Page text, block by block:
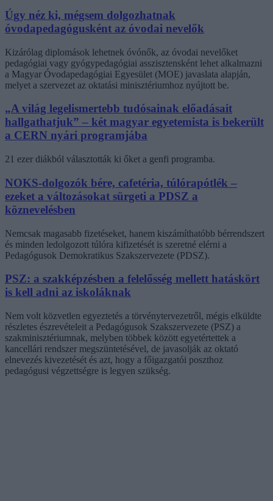
Úgy néz ki, mégsem dolgozhatnak
óvodapedagógusként az óvodai nevelők
Kizárólag diplomások lehetnek óvónők, az óvodai nevelőket
pedagógiai vagy gyógypedagógiai asszisztensként lehet alkalmazni
a Magyar Óvodapedagógiai Egyesület (MOE) javaslata alapján,
melyet a szervezet az oktatási minisztériumhoz nyújtott be.
„A világ legelismertebb tudósainak előadásait
hallgathatjuk” – két magyar egyetemista is bekerült
a CERN nyári programjába
21 ezer diákból választották ki őket a genfi programba.
NOKS-dolgozók bére, cafetéria, túlórapótlék –
ezeket a változásokat sürgeti a PDSZ a
köznevelésben
Nemcsak magasabb fizetéseket, hanem kiszámíthatóbb bérrendszert
és minden ledolgozott túlóra kifizetését is szeretné elérni a
Pedagógusok Demokratikus Szakszervezete (PDSZ).
PSZ: a szakképzésben a felelősség mellett hatáskört
is kell adni az iskoláknak
Nem volt közvetlen egyeztetés a törvénytervezetről, mégis elküldte
részletes észrevételeit a Pedagógusok Szakszervezete (PSZ) a
szakminisztériumnak, melyben többek között egyetértettek a
kancellári rendszer megszüntetésével, de javasolják az oktató
elnevezés kivezetését és azt, hogy a főigazgatói poszthoz
pedagógusi végzettségre is legyen szükség.